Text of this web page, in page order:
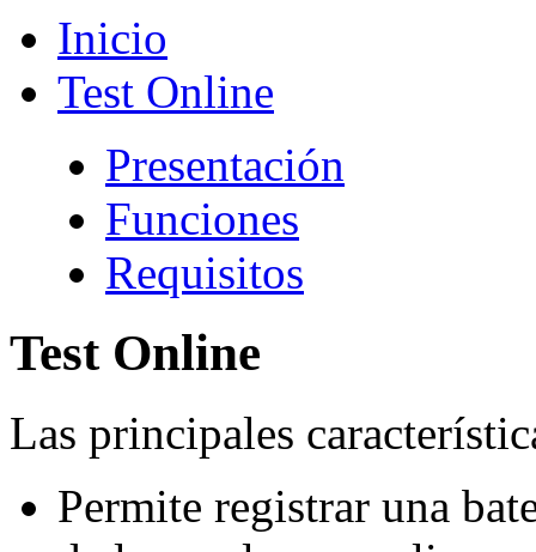
Inicio
Test Online
Presentación
Funciones
Requisitos
Test Online
Las principales
Permite registrar una